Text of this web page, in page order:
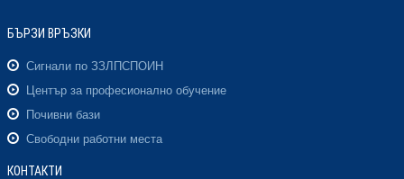
БЪРЗИ ВРЪЗКИ
Сигнали по ЗЗЛПСПОИН
Център за професионално обучение
Почивни бази
Свободни работни места
КОНТАКТИ